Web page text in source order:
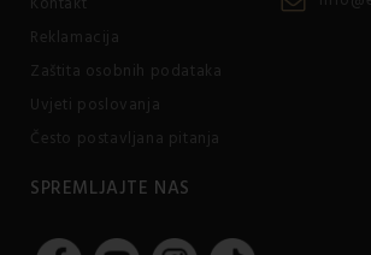
Reklamacija
Zaštita osobnih podataka
Uvjeti poslovanja
Često postavljana pitanja
SPREMLJAJTE NAS